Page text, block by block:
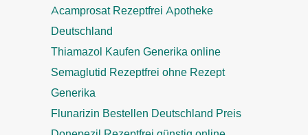
Acamprosat Rezeptfrei Apotheke
Deutschland
Thiamazol Kaufen Generika online
Semaglutid Rezeptfrei ohne Rezept
Generika
Flunarizin Bestellen Deutschland Preis